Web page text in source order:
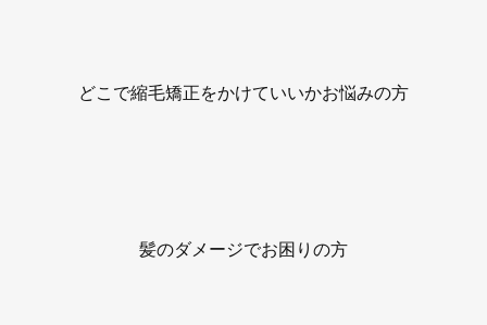
どこで縮毛矯正をかけていいかお悩みの方
髪のダメージでお困りの方